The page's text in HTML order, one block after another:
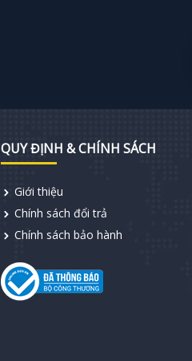
QUY ĐỊNH & CHÍNH SÁCH
Giới thiệu
Chính sách đổi trả
Chính sách bảo hành